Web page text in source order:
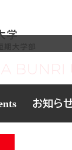
お知ら